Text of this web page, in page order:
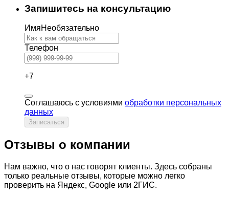
Запишитесь на консультацию
ИмяНеобязательно
Телефон
+7
Соглашаюсь с условиями обработки персональных
данных
Записаться
Отзывы о компании
Нам важно, что о нас говорят клиенты. Здесь собраны
только реальные отзывы, которые можно легко
проверить на Яндекс, Google или 2ГИС.